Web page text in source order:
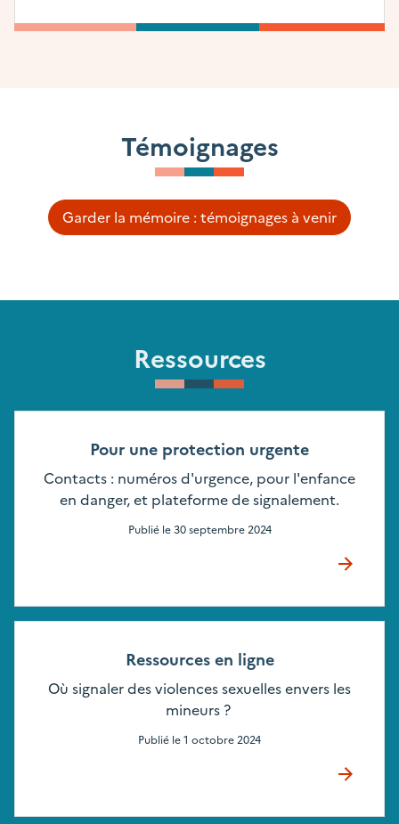
Témoignages
Garder la mémoire : témoignages à venir
Ressources
Pour une protection urgente
Contacts : numéros d'urgence, pour l'enfance
en danger, et plateforme de signalement.
Publié le30 septembre 2024
Ressources en ligne
Où signaler des violences sexuelles envers les
mineurs ?
Publié le1 octobre 2024